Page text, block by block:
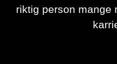
riktig person mange